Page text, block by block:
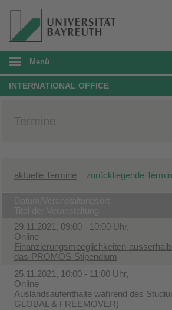
Menü
INTERNATIONAL OFFICE
Termine
aktuelle Termine zurückliegende
29.11.2021, 09:00 - 10:00 Uhr,
Online
Finanzierungsmoeglichkeiten-
das-PROMOS-Stipendium
25.11.2021, 10:00 - 11:00 Uhr,
Online
Auslandsaufenthalte während des
GLOBAL & FREEMOVER)